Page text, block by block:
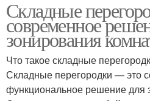
Складные
современное
зонирования
Что такое складные
Складные перегородки — это
функциональное решение для